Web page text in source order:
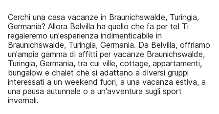
Cerchi una casa vacanze in Braunichswalde, Turingia,
Germania? Allora Belvilla ha quello che fa per te! Ti
regaleremo un'esperienza indimenticabile in
Braunichswalde, Turingia, Germania. Da Belvilla, offriamo
un'ampia gamma di affitti per vacanze Braunichswalde,
Turingia, Germania, tra cui ville, cottage, appartamenti,
bungalow e chalet che si adattano a diversi gruppi
interessati a un weekend fuori, a una vacanza estiva, a
una pausa autunnale o a un'avventura sugli sport
invernali.